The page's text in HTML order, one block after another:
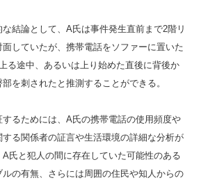
結論として、A氏は事件発生直前まで2階リ
していたが、携帯電話をソファーに置いた
る途中、あるいは上り始めた直後に背後か
を刺されたと推測することができる。
るためには、A氏の携帯電話の使用頻度や
る関係者の証言や生活環境の詳細な分析が
氏と犯人の間に存在していた可能性のある
の有無、さらには周囲の住民や知人からの